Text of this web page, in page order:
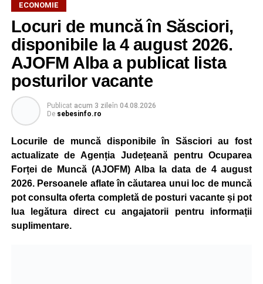
Potrivit unui comunicat al companiei, măsura va fi aplicată
gradual, în funcție de necesitățile sistemului energetic.
Reprezentanții Kronospan precizează că evoluția situației
este monitorizată permanent, iar activitatea va reveni la
capacitate normală imediat ce condițiile vor permite.
Compania dă asigurări că oprirea temporară a unor linii
de producție nu va afecta livrările către clienți.
Kronospan se numără printre cei mai mari consumatori de
energie electrică din România. O parte din necesarul
energetic este acoperită prin producția proprie de energie,
realizată cu ajutorul panourilor fotovoltaice și al unităților
de cogenerare.
Reprezentanții companiei afirmă că vor continua
colaborarea cu autoritățile și operatorii din domeniul
energetic pentru a contribui la depășirea perioadei dificile
ECONOMIE
Locuri de muncă în Săsciori,
disponibile la 4 august 2026.
AJOFM Alba a publicat lista
posturilor vacante
Publicat acum 3 zileîn 04.08.2026
De sebesinfo.ro
Locurile de muncă disponibile în Săsciori au fost
actualizate de Agenția Județeană pentru Ocuparea
Forței de Muncă (AJOFM) Alba la data de 4 august
2026. Persoanele aflate în căutarea unui loc de muncă
pot consulta oferta completă de posturi vacante și pot
lua legătura direct cu angajatorii pentru informații
suplimentare.